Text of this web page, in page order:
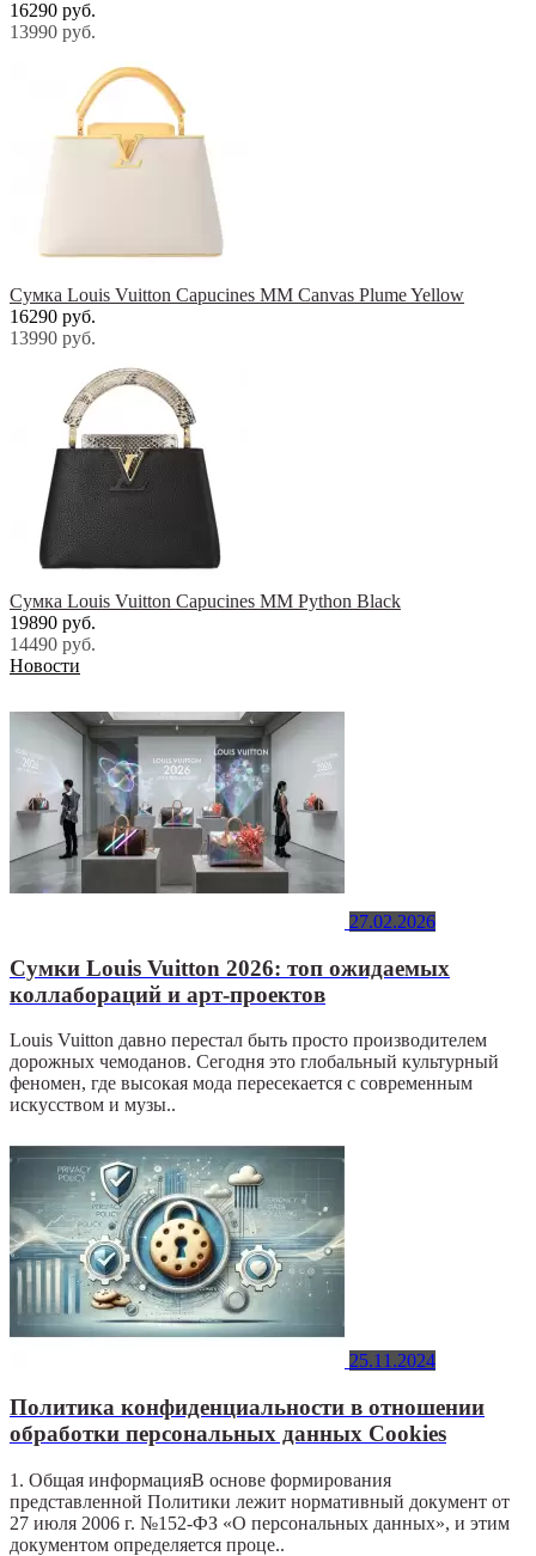
16290 руб.
13990 руб.
Cумка Louis Vuitton Capucines МM Canvas Plume Yellow
16290 руб.
13990 руб.
Cумка Louis Vuitton Capucines МM Python Black
19890 руб.
14490 руб.
Новости
27.02.2026
Сумки Louis Vuitton 2026: топ ожидаемых
коллабораций и арт-проектов
Louis Vuitton давно перестал быть просто производителем
дорожных чемоданов. Сегодня это глобальный культурный
феномен, где высокая мода пересекается с современным
искусством и музы..
25.11.2024
Политика конфиденциальности в отношении
обработки персональных данных Cookies
1. Общая информацияВ основе формирования
представленной Политики лежит нормативный документ от
27 июля 2006 г. №152-ФЗ «О персональных данных», и этим
документом определяется проце..